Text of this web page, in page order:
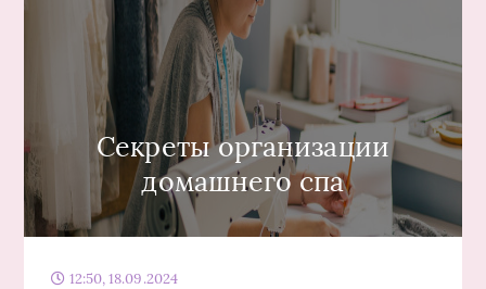
Секреты организации
домашнего спа
12:50, 18.09.2024